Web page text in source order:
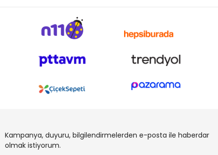
Kampanya, duyuru, bilgilendirmelerden e-posta ile haberdar
olmak istiyorum.